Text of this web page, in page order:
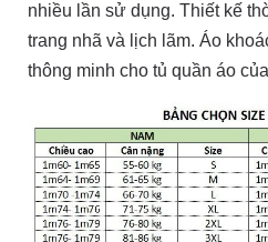
nhiều lần sử dụng. Thiết kế
trang nhã và lịch lãm. Áo
thông minh cho tủ quần áo